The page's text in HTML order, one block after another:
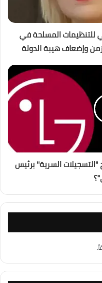
للتنظيمات المسلحة في
وإضعاف هيبة الدولة
السرية" برئيس